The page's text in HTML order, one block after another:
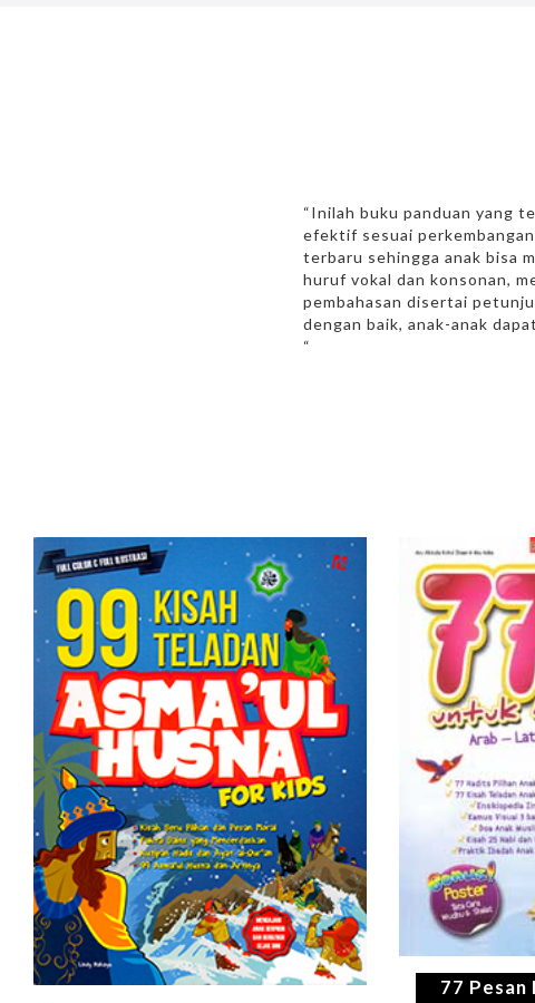
“Inilah buku panduan yang
efektif sesuai
terbaru sehingga anak bisa
huruf vokal dan konsonan,
pembahasan disertai
dengan baik, anak-anak
“
77 Pesan